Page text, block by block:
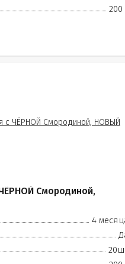
200
ЧЁРНОЙ Смородиной,
4